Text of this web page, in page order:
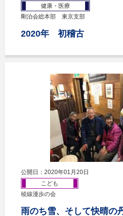
健康・医療
剛泊会総本部 東京支部
2020年 初稽古
公開日：2020年01月20日
こども
稜線漫歩の会
雨のち雪、そして快晴の